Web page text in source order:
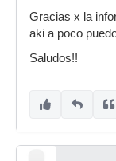
Gracias x la
aki a poco
Saludos!!